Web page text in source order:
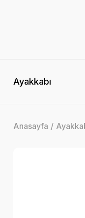
Ayakkabı
Anasayfa